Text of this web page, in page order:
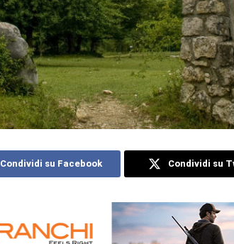
Condividi su Facebook Condividi su